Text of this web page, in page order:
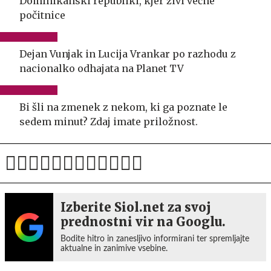
počitnice
Dejan Vunjak in Lucija Vrankar po razhodu z
nacionalko odhajata na Planet TV
Bi šli na zmenek z nekom, ki ga poznate le
sedem minut? Zdaj imate priložnost.
Izberite Siol.net za svoj
prednostni vir na Googlu.
Bodite hitro in zanesljivo informirani ter spremljajte
aktualne in zanimive vsebine.